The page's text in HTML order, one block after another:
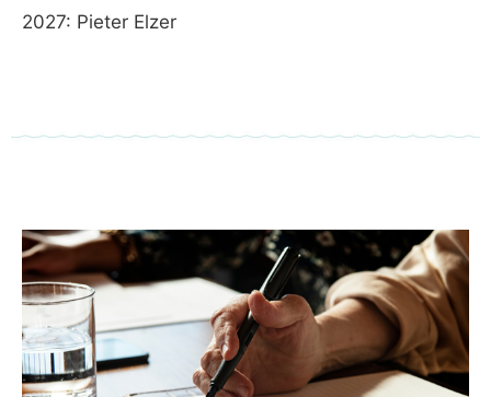
2027: Pieter Elzer